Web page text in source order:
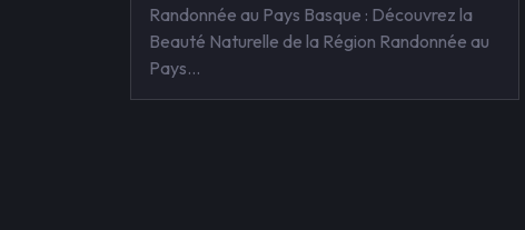
Randonnée au Pays Basque : Découvrez la
Beauté Naturelle de la Région Randonnée au
Pays…